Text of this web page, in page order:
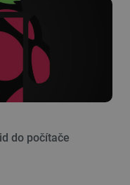
do počítače